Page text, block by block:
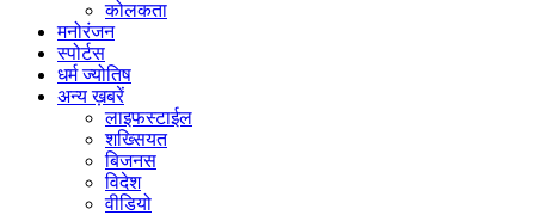
कोलकता
मनोरंजन
स्पोर्टस
धर्म ज्योतिष
अन्य ख़बरें
लाइफस्टाईल
शख्सियत
बिजनस
विदेश
वीडियो